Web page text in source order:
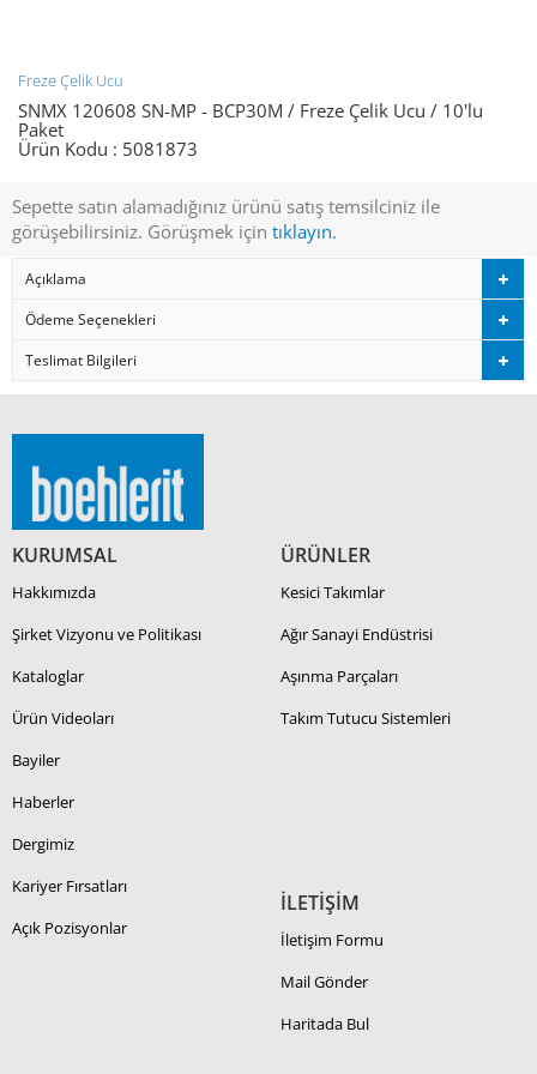
Freze Çelik Ucu
SNMX 120608 SN-MP - BCP30M / Freze Çelik Ucu / 10'lu
Paket
Ürün Kodu : 5081873
Sepette satın alamadığınız ürünü satış temsilciniz ile
görüşebilirsiniz. Görüşmek için tıklayın.
Açıklama
Ödeme Seçenekleri
Teslimat Bilgileri
KURUMSAL
Hakkımızda
Şirket Vizyonu ve Politikası
Kataloglar
Ürün Videoları
Bayiler
Haberler
Dergimiz
Kariyer Fırsatları
Açık Pozisyonlar
ÜRÜNLER
Kesici Takımlar
Ağır Sanayi Endüstrisi
Aşınma Parçaları
Takım Tutucu Sistemleri
İLETİŞİM
İletişim Formu
Mail Gönder
Haritada Bul